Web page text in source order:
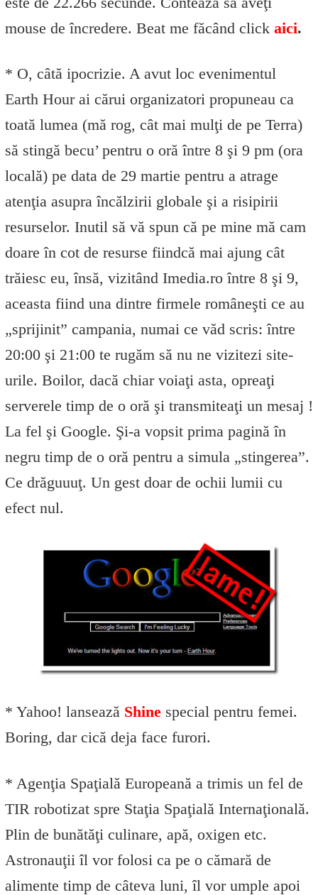
mouse de încredere. Beat me făcând click aici.
* O, câtă ipocrizie. A avut loc evenimentul
Earth Hour ai cărui organizatori propuneau ca
toată lumea (mă rog, cât mai mulţi de pe Terra)
să stingă becu’ pentru o oră între 8 şi 9 pm (ora
locală) pe data de 29 martie pentru a atrage
atenţia asupra încălzirii globale şi a risipirii
resurselor. Inutil să vă spun că pe mine mă cam
doare în cot de resurse fiindcă mai ajung cât
trăiesc eu, însă, vizitând Imedia.ro între 8 şi 9,
aceasta fiind una dintre firmele româneşti ce au
„sprijinit” campania, numai ce văd scris: între
20:00 şi 21:00 te rugăm să nu ne vizitezi site-
urile. Boilor, dacă chiar voiaţi asta, opreaţi
serverele timp de o oră şi transmiteaţi un mesaj !
La fel şi Google. Şi-a vopsit prima pagină în
negru timp de o oră pentru a simula „stingerea”.
Ce drăguuuţ. Un gest doar de ochii lumii cu
efect nul.
* Yahoo! lansează Shinespecial pentru femei.
Boring, dar cică deja face furori.
* Agenţia Spaţială Europeană a trimis un fel de
TIR robotizat spre Staţia Spaţială Internaţională.
Plin de bunătăţi culinare, apă, oxigen etc.
Astronauţii îl vor folosi ca pe o cămară de
alimente timp de câteva luni, îl vor umple apoi